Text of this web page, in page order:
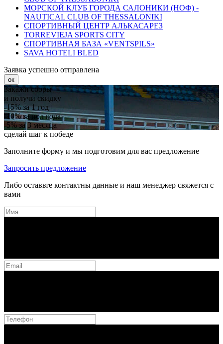
МОРСКОЙ КЛУБ ГОРОДА САЛОНИКИ (НОФ) -
NAUTICAL CLUB OF THESSALONIKI
СПОРТИВНЫЙ ЦЕНТР АЛЬКАСАРЕЗ
TORREVIEJA SPORTS CITY
СПОРТИВНАЯ БАЗА «VENTSPILS»
SAVA HOTELI BLED
Заявка успешно отправлена
ок
Закажи сборы
и получи скидку
-15%за 1 год
-10%за пол года
-5%за 3 месяца
сделай шаг к победе
Заполните форму и мы подготовим для вас предложение
Запросить предложение
Либо оставьте контактны данные и наш менеджер свяжется с
вами